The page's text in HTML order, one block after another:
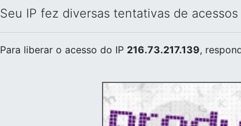
Seu IP fez diversas tentativas de
Para liberar o acesso do IP 216.73.217.139,